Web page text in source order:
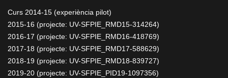
Curs 2014-15 (experiència pilot)
2015-16 (projecte: UV-SFPIE_RMD15-314264)
2016-17 (projecte: UV-SFPIE_RMD16-418769)
2017-18 (projecte: UV-SFPIE_RMD17-588629)
2018-19 (projecte: UV-SFPIE_RMD18-839727)
2019-20 (projecte: UV-SFPIE_PID19-1097356)